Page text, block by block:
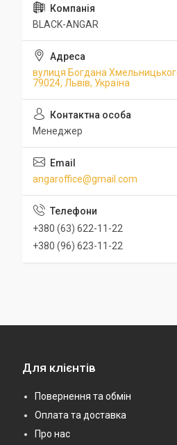
BLACK-ANGAR
вулиця Богдана
79024, Львів, Україна
Менеджер
angaroffice@gmail.com
+380 (63) 622-11-22
+380 (96) 623-11-22
Для клієнтів
Повернення та обмін
Оплата та доставка
Про нас